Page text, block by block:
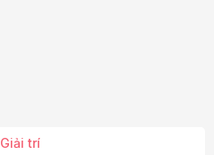
Giải trí